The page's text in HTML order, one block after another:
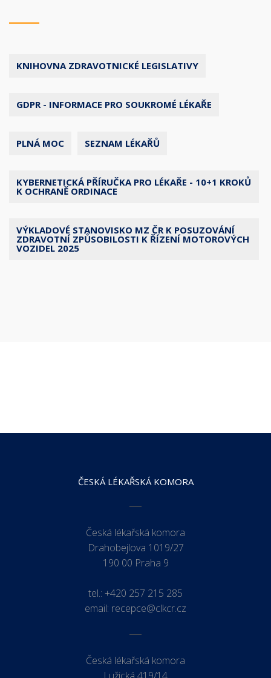
KNIHOVNA ZDRAVOTNICKÉ LEGISLATIVY
GDPR - INFORMACE PRO SOUKROMÉ LÉKAŘE
PLNÁ MOC SEZNAM LÉKAŘŮ
KYBERNETICKÁ PŘÍRUČKA PRO LÉKAŘE - 10+1 KROKŮ
K OCHRANĚ ORDINACE
VÝKLADOVÉ STANOVISKO MZ ČR K POSUZOVÁNÍ
ZDRAVOTNÍ ZPŮSOBILOSTI K ŘÍZENÍ MOTOROVÝCH
VOZIDEL 2025
ČESKÁ LÉKAŘSKÁ KOMORA
Česká lékařská komora
Drahobejlova 1019/27
190 00 Praha 9
tel.: +420 257 215 285
email: recepce@clkcr.cz
Česká lékařská komora